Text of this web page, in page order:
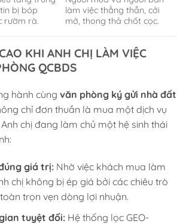
bị bóp
rườm rà.
làm việc thẳng thắn, cởi
mở, thong thả chốt cọc.
KHI ANH CHỊ LÀM VIỆC
QCBDS
hành cùng văn phòng ký gửi nhà đất
chỉ đơn thuần là mua một dịch vụ
chị đang làm chủ một hệ sinh thái
giá trị:Nhờ việc khách mua làm
chị không bị ép giá bởi các chiêu trò
trọn vẹn dòng lợi nhuận.
tuyệt đối:Hệ thống lọc GEO-